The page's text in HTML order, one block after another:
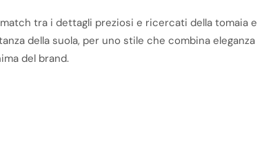
tra i dettagli preziosi e ricercati della tomaia e
della suola, per uno stile che combina eleganza
del brand.